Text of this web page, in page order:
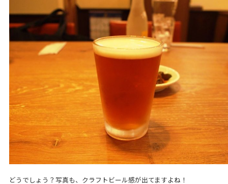
どうでしょう？写真も、クラフトビール感が出てますよね！